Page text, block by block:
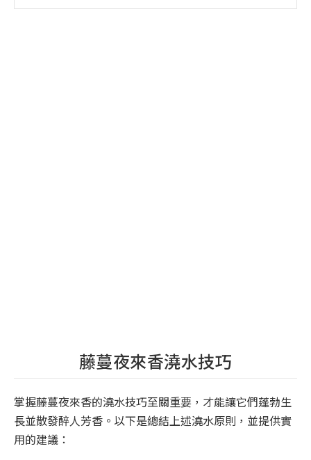
藤蔓夜來香澆水技巧
掌握藤蔓夜來香的澆水技巧至關重要，才能讓它們蓬勃生
長並散發醉人芳香。以下是總結上述澆水原則，並提供實
用的建議：